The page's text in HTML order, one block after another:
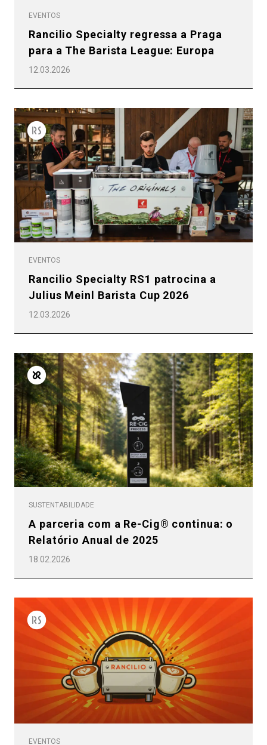
EVENTOS
Rancilio Specialty regressa a Praga
para a The Barista League: Europa
12.03.2026
EVENTOS
Rancilio Specialty RS1 patrocina a
Julius Meinl Barista Cup 2026
12.03.2026
SUSTENTABILIDADE
A parceria com a Re-Cig® continua: o
Relatório Anual de 2025
18.02.2026
EVENTOS